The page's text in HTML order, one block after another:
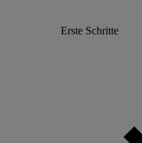
Erste Schritte